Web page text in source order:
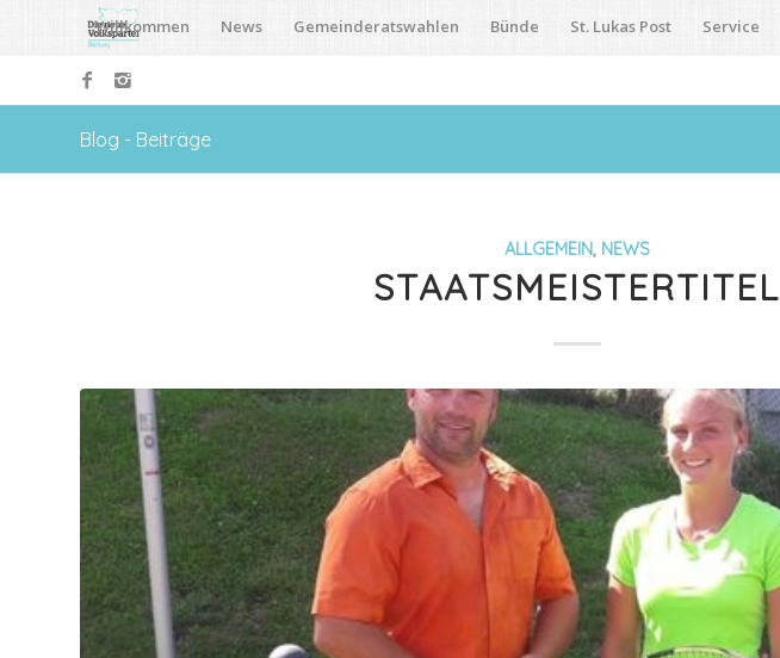
Willkommen News Gemeinderatswahlen Bünde St. Lukas Post Service
Blog - Beiträge
ALLGEMEIN, NEWS
STAATSMEISTERTITEL